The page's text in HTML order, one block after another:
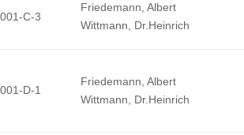
C-3
Friedemann, Albert
Wittmann, Dr.Heinrich
D-1
Friedemann, Albert
Wittmann, Dr.Heinrich